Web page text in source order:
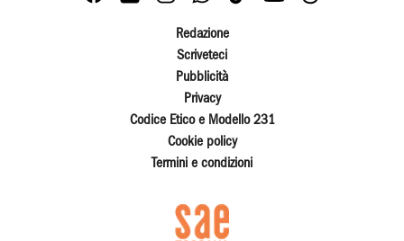
Redazione
Scriveteci
Pubblicità
Privacy
Codice Etico e Modello 231
Cookie policy
Termini e condizioni